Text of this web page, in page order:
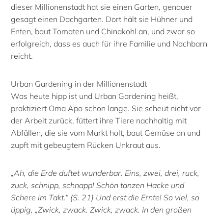
dieser Millionenstadt hat sie einen Garten, genauer
gesagt einen Dachgarten. Dort hält sie Hühner und
Enten, baut Tomaten und Chinakohl an, und zwar so
erfolgreich, dass es auch für ihre Familie und Nachbarn
reicht.
Urban Gardening in der Millionenstadt
Was heute hipp ist und Urban Gardening heißt,
praktiziert Oma Apo schon lange. Sie scheut nicht vor
der Arbeit zurück, füttert ihre Tiere nachhaltig mit
Abfällen, die sie vom Markt holt, baut Gemüse an und
zupft mit gebeugtem Rücken Unkraut aus.
„Ah, die Erde duftet wunderbar. Eins, zwei, drei, ruck,
zuck, schnipp, schnapp! Schön tanzen Hacke und
Schere im Takt.“ (S. 21) Und erst die Ernte! So viel, so
üppig, „Zwick, zwack. Zwick, zwack. In den großen